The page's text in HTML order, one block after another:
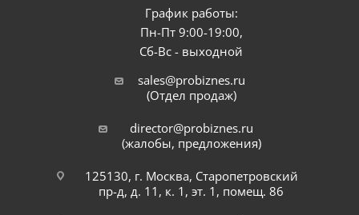
График работы:
Пн-Пт 9:00-19:00,
Сб-Вс - выходной
sales@probiznes.ru
(Отдел продаж)
director@probiznes.ru
(жалобы, предложения)
125130, г. Москва, Старопетровский
пр-д, д. 11, к. 1, эт. 1, помещ. 86